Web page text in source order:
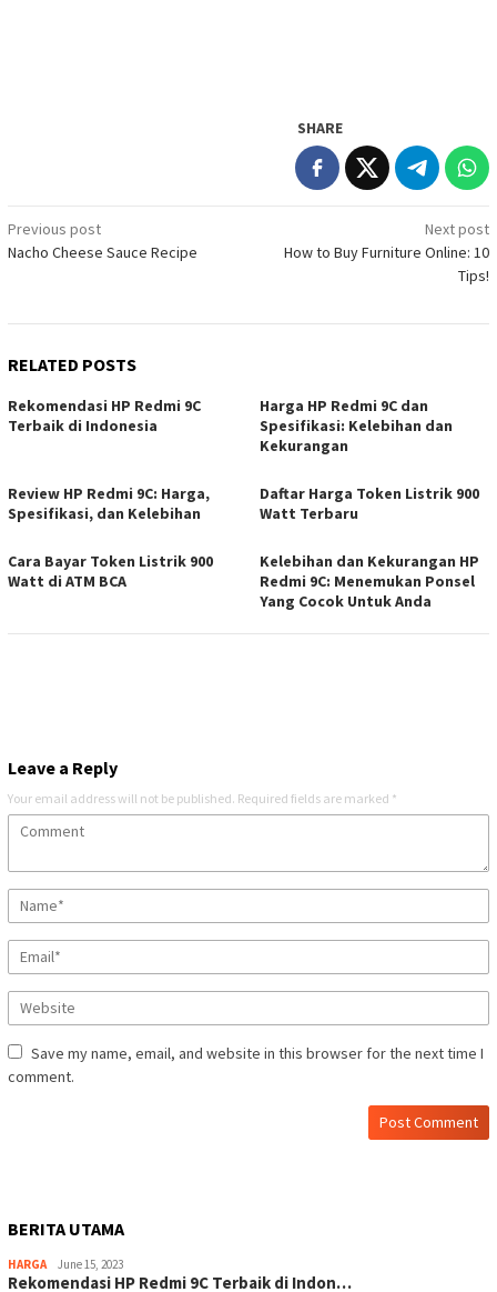
SHARE
Post
navigation
Previous post
Nacho Cheese Sauce Recipe
Next post
How to Buy Furniture Online: 10
Tips!
RELATED POSTS
Rekomendasi HP Redmi 9C
Terbaik di Indonesia
Harga HP Redmi 9C dan
Spesifikasi: Kelebihan dan
Kekurangan
Review HP Redmi 9C: Harga,
Spesifikasi, dan Kelebihan
Daftar Harga Token Listrik 900
Watt Terbaru
Cara Bayar Token Listrik 900
Watt di ATM BCA
Kelebihan dan Kekurangan HP
Redmi 9C: Menemukan Ponsel
Yang Cocok Untuk Anda
Leave a Reply
Your email address will not be published. Required fields are marked *
Save my name, email, and website in this browser for the next time I
comment.
BERITA UTAMA
HARGA June 15, 2023
Rekomendasi HP Redmi 9C Terbaik di Indon…